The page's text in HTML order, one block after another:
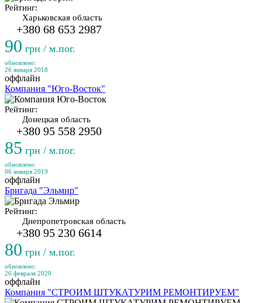
Рейтинг:
Харьковская область
+380 68 653 2987
90 грн / м.пог.
обновлено:
26 января 2018
оффлайн
Компания "Юго-Восток"
Рейтинг:
Донецкая область
+380 95 558 2950
85 грн / м.пог.
обновлено:
06 января 2019
оффлайн
Бригада "Эльмир"
Рейтинг:
Днепропетровская область
+380 95 230 6614
80 грн / м.пог.
обновлено:
26 февраля 2020
оффлайн
Компания "СТРОИМ ШТУКАТУРИМ РЕМОНТИРУЕМ"